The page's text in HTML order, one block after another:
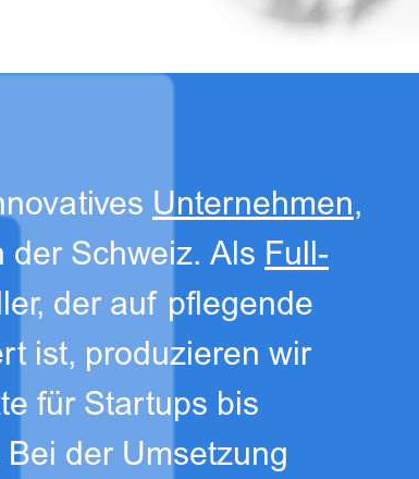
Unternehmen,
der Schweiz. Als Full-
der auf pflegende
ist, produzieren wir
für Startups bis
der Umsetzung